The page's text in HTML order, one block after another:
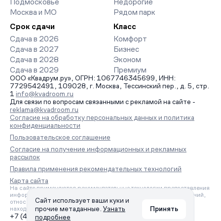
Подмосковье
Москва и МО
Недорогие
Рядом парк
Срок сдачи
Сдача в 2026
Сдача в 2027
Сдача в 2028
Сдача в 2029
Класс
Комфорт
Бизнес
Эконом
Премиум
ООО «Квадрум.ру», ОГРН: 1067746345699, ИНН:
7729542491, 109028, г. Москва, Тессинский пер., д. 5, стр.
1 info@kvadroom.ru
Для связи по вопросам связанными с рекламой на сайте -
reklama@kvadroom.ru
Согласие на обработку персональных данных и политика
конфиденциальности
Пользовательское соглашение
Согласие на получение информационных и рекламных
рассылок
Правила применения рекомендательных технологий
Карта сайта
На сайте применяются рекомендательные технологии предоставления
информации на основе сбора, систематизации и анализа сведений,
относящихся к предпочтениям пользователей сети «Интернет»,
находящихся на территории Российской Федерации.
+7 (495) 157-88-80
Сайт использует ваши куки и
прочие метаданные. Узнать
подробнее
Принять